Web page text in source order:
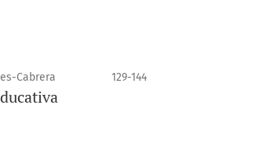
Cabrera 129-144